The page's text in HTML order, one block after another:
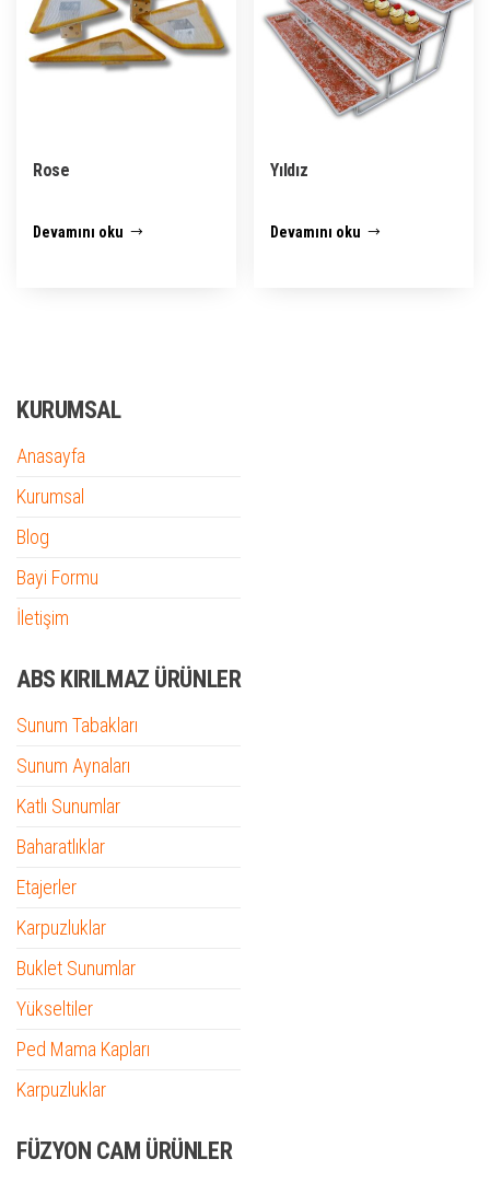
Rose
Devamını oku
Yıldız
Devamını oku
KURUMSAL
Anasayfa
Kurumsal
Blog
Bayi Formu
İletişim
ABS KIRILMAZ ÜRÜNLER
Sunum Tabakları
Sunum Aynaları
Katlı Sunumlar
Baharatlıklar
Etajerler
Karpuzluklar
Buklet Sunumlar
Yükseltiler
Ped Mama Kapları
Karpuzluklar
FÜZYON CAM ÜRÜNLER